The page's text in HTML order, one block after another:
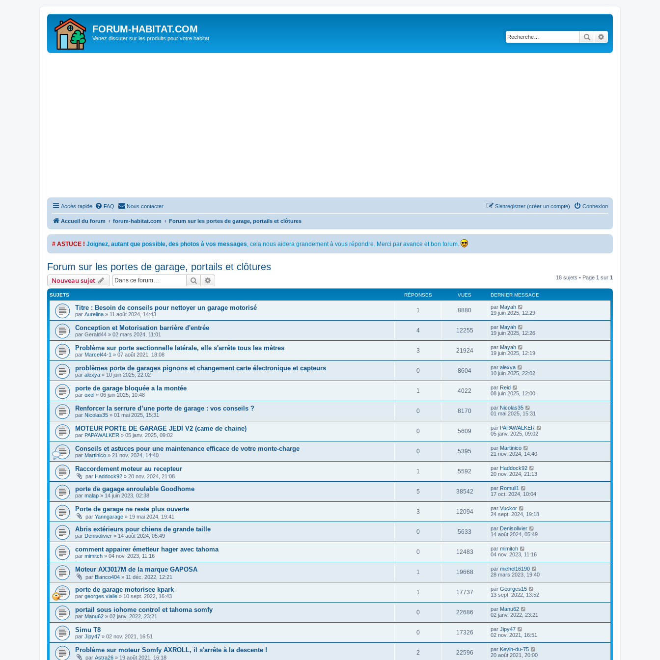
FORUM-HABITAT.COM
Venez discuter sur les produits pour votre habitat Rechercher
Accès rapide FAQ Nous contacter Connexion
S’enregistrer (créer un compte)
Accueil du forum forum-habitat.com Forum sur les portes de garage, portails et clôtures
# ASTUCE ! Joignez, autant que possible, des photos à vos messages, cela nous aidera grandement à vous répondre. Merci par avance et bon forum.
Forum sur les portes de garage, portails et clôtures
Nouveau sujet Rechercher 18 sujets • Page 1 sur 1
SUJETS RÉPONSES VUES DERNIER MESSAGE
Titre : Besoin de conseils pour nettoyer un garage motorisé
par Aurelina » 11 août 2024, 14:43
1 8880 par Mayah
19 juin 2025, 12:29
Conception et Motorisation barrière d'entrée
par Gerald44 » 02 mars 2024, 11:01
4 12255 par Mayah
19 juin 2025, 12:26
Problème sur porte sectionnelle latérale, elle s'arrête tous les mètres
par Marcel44-1 » 07 août 2021, 18:08
3 21924 par Mayah
19 juin 2025, 12:19
problèmes porte de garages pignons et changement carte électronique et capteurs
par alexya » 10 juin 2025, 22:02
0 8604 par alexya
10 juin 2025, 22:02
porte de garage bloquée a la montée
par oxel » 06 juin 2025, 10:48
1 4022 par Reid
08 juin 2025, 12:00
Renforcer la serrure d’une porte de garage : vos conseils ?
par Nicolas35 » 01 mai 2025, 15:31
0 8170 par Nicolas35
01 mai 2025, 15:31
MOTEUR PORTE DE GARAGE JEDI V2 (came de chaine)
par PAPAWALKER » 05 janv. 2025, 09:02
0 5609 par PAPAWALKER
05 janv. 2025, 09:02
Conseils et astuces pour une maintenance efficace de votre monte-charge
par Martinico » 21 nov. 2024, 14:40
0 5395 par Martinico
21 nov. 2024, 14:40
Raccordement moteur au recepteur
par Haddock92 » 20 nov. 2024, 21:08
1 5592 par Haddock92
20 nov. 2024, 21:13
porte de gagage enroulable Goodhome
par malap » 14 juin 2023, 02:38
5 38542 par Romuli1
17 oct. 2024, 10:04
Porte de garage ne reste plus ouverte
par Yanngarage » 19 mai 2024, 19:41
3 12094 par Vuckor
24 sept. 2024, 19:18
Abris extérieurs pour chiens de grande taille
par Denisolivier » 14 août 2024, 05:49
0 5633 par Denisolivier
14 août 2024, 05:49
comment appairer émetteur hager avec tahoma
par mimitch » 04 nov. 2023, 11:16
0 12483 par mimitch
04 nov. 2023, 11:16
Moteur AX3017M de la marque GAPOSA
par Bianco404 » 11 déc. 2022, 12:21
1 19668 par michel16190
28 mars 2023, 19:40
porte de garage motorisee kpark
par georges.vialle » 10 sept. 2022, 16:43
1 17737 par Georges15
13 sept. 2022, 13:52
portail sous iohome control et tahoma somfy
par Manu62 » 02 janv. 2022, 23:21
0 22686 par Manu62
02 janv. 2022, 23:21
Simu T8
par Jipy47 » 02 nov. 2021, 16:51
0 17326 par Jipy47
02 nov. 2021, 16:51
Problème sur moteur Somfy AXROLL, il s'arrête à la descente !
par Astra26 » 19 août 2021, 16:18
2 22596 par Kevin-du-75
20 août 2021, 20:00